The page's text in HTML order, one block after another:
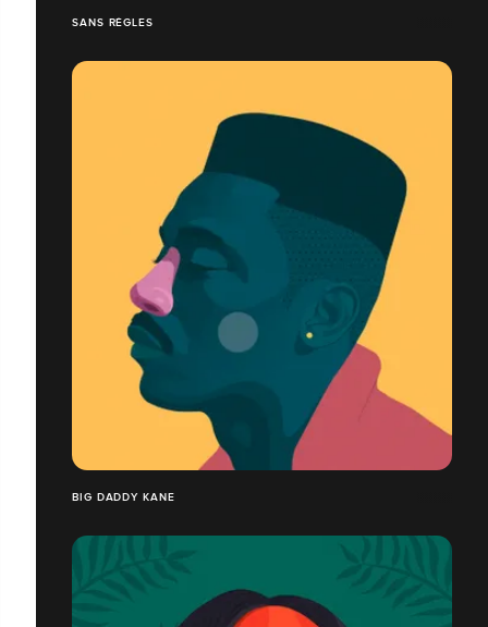
SANS RÈGLES
BIG DADDY KANE